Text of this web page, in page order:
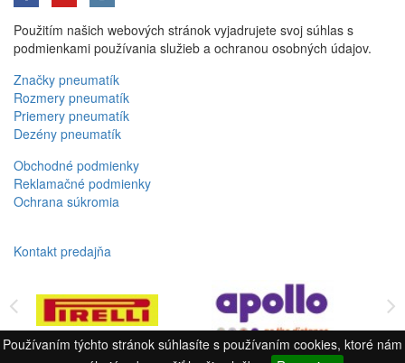
Použitím našich webových stránok vyjadrujete svoj súhlas s
podmienkami používania služieb a ochranou osobných údajov.
Značky pneumatík
Rozmery pneumatík
Priemery pneumatík
Dezény pneumatík
Obchodné podmienky
Reklamačné podmienky
Ochrana súkromia
Kontakt predajňa
Používaním týchto stránok súhlasíte s používaním cookies, ktoré nám